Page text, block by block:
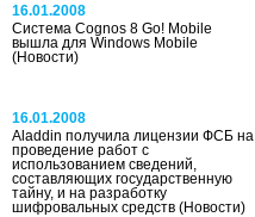
16.01.2008
Система Cognos 8 Go! Mobile
вышла для Windows Mobile
(Новости)
16.01.2008
Aladdin получила лицензии ФСБ на
проведение работ с
использованием сведений,
составляющих государственную
тайну, и на разработку
шифровальных средств (Новости)